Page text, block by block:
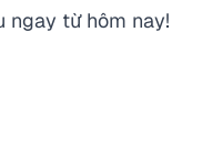
ngay từ hôm nay!